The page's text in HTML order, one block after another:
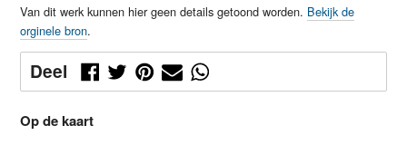
Van dit werk kunnen hier geen details getoond worden. Bekijk de
orginele bron.
Deel
Op de kaart